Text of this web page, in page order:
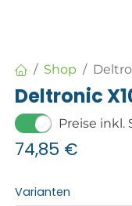
Shop
Deltronic
Preise inkl.
74,85 €
Varianten